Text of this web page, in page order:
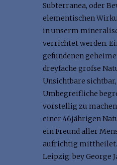
Subterranea, oder
elementischen
in unserm
verrichtet werden.
gefundenen
dreyfache grofse
Unsichtbare sichtbar,
Umbegreifliche
vorstellig zu
einer 46jährigen
ein Freund aller
aufrichtig
Leipzig: bey George